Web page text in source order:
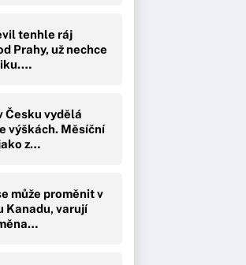
tenhle ráj
Prahy, už nechce
Česku vydělá
výškách. Měsíční
z…
může proměnit v
Kanadu, varují